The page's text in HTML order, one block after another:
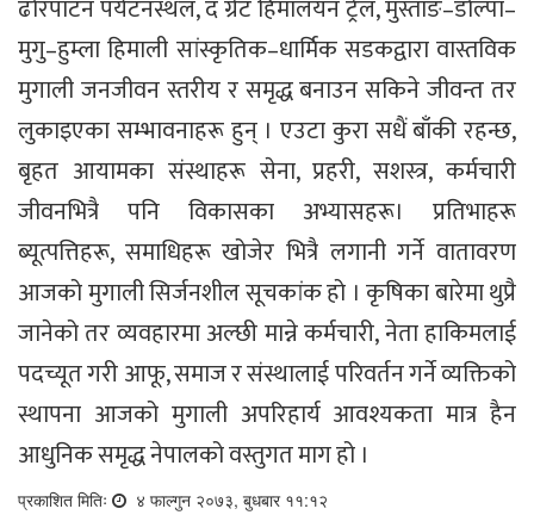
ढोरपाटन पर्यटनस्थल, द ग्रेट हिमालयन ट्रेल, मुस्ताङ–डोल्पा–
मुगु–हुम्ला हिमाली सांस्कृतिक–धार्मिक सडकद्वारा वास्तविक
मुगाली जनजीवन स्तरीय र समृद्ध बनाउन सकिने जीवन्त तर
लुकाइएका सम्भावनाहरू हुन् । एउटा कुरा सधैं बाँकी रहन्छ,
बृहत आयामका संस्थाहरू सेना, प्रहरी, सशस्त्र, कर्मचारी
जीवनभित्रै पनि विकासका अभ्यासहरू। प्रतिभाहरू
ब्यूत्पत्तिहरू, समाधिहरू खोजेर भित्रै लगानी गर्ने वातावरण
आजको मुगाली सिर्जनशील सूचकांक हो । कृषिका बारेमा थुप्रै
जानेको तर व्यवहारमा अल्छी मान्ने कर्मचारी, नेता हाकिमलाई
पदच्यूत गरी आफू, समाज र संस्थालाई परिवर्तन गर्ने व्यक्तिको
स्थापना आजको मुगाली अपरिहार्य आवश्यकता मात्र हैन
आधुनिक समृद्ध नेपालको वस्तुगत माग हो ।
प्रकाशित मितिः ४ फाल्गुन २०७३, बुधबार ११:१२